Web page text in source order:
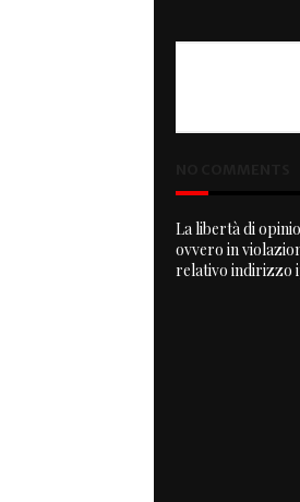
La libertà di
ovvero in
relativo indirizzo